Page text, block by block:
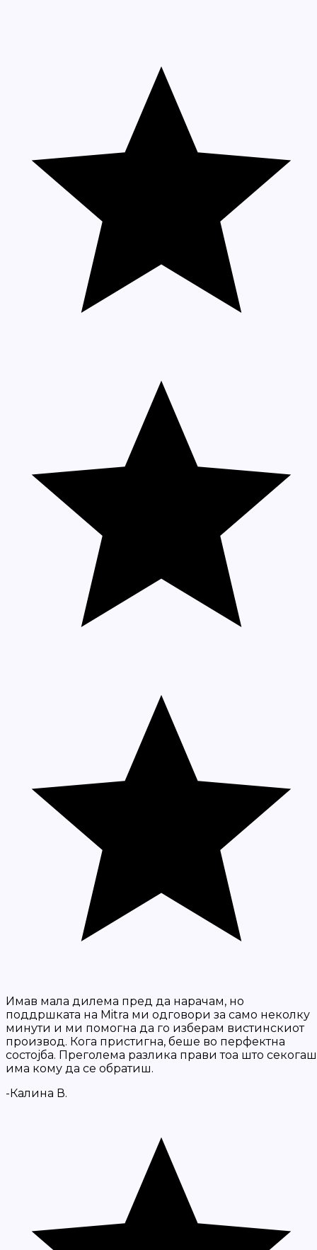
Имав мала дилема пред да нарачам, но
поддршката на Mitra ми одговори за само неколку
минути и ми помогна да го изберам вистинскиот
производ. Кога пристигна, беше во перфектна
состојба. Преголема разлика прави тоа што секогаш
има кому да се обратиш.
-Калина В.